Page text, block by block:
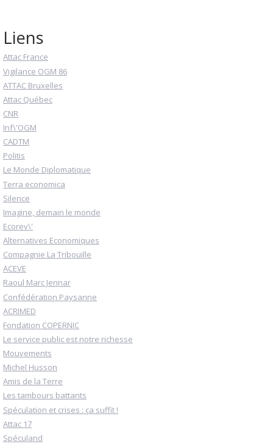
Liens
Attac France
Vigilance OGM 86
ATTAC Bruxelles
Attac Québec
CNR
Inf\'OGM
CADTM
Politis
Le Monde Diplomatique
Terra economica
Silence
Imagine, demain le monde
Ecorev\'
Alternatives Economiques
Compagnie La Tribouille
ACEVE
Raoul Marc Jennar
Confédération Paysanne
ACRIMED
Fondation COPERNIC
Le service public est notre richesse
Mouvements
Michel Husson
Amis de la Terre
Les tambours battants
Spéculation et crises : ça suffit !
Attac 17
Spéculand